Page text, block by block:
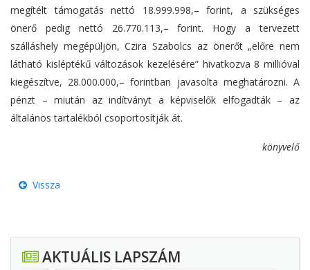
megítélt támogatás nettó 18.999.998,– forint, a szükséges
önerő pedig nettó 26.770.113,– forint. Hogy a tervezett
szálláshely megépüljön, Czira Szabolcs az önerőt „előre nem
látható kisléptékű változások kezelésére” hivatkozva 8 millióval
kiegészítve, 28.000.000,– forintban javasolta meghatározni. A
pénzt – miután az indítványt a képviselők elfogadták – az
általános tartalékból csoportosítják át.
könyvelő
Vissza
AKTUÁLIS LAPSZÁM